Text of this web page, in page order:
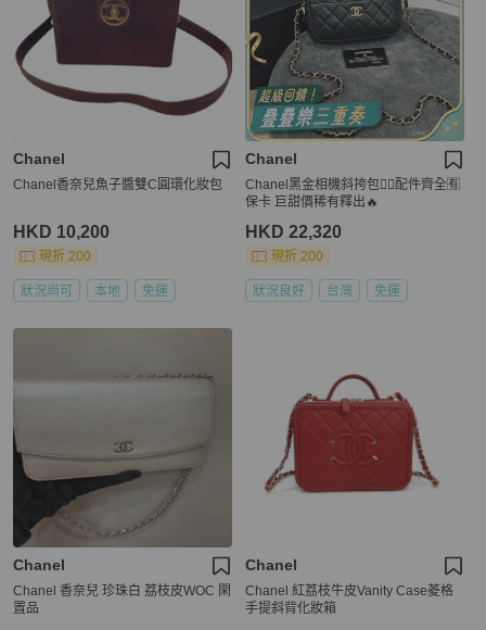
Chanel
Chanel香奈兒魚子醬雙C圓環化妝包
HKD 10,200
現折 200
狀況尚可 本地 免運
Chanel
Chanel黑金相機斜挎包❤️‍🔥配件齊全🈶
保卡 巨甜價稀有釋出🔥
HKD 22,320
現折 200
狀況良好 台灣 免運
Chanel
Chanel 香奈兒 珍珠白 荔枝皮WOC 閑
置品
Chanel
Chanel 紅荔枝牛皮Vanity Case菱格
手提斜背化妝箱